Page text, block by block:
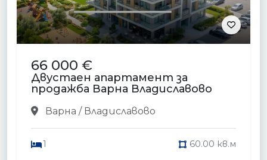
66 000 €
Двустаен апартамент за
продажба Варна Владиславово
Варна / Владиславово
1 60.00 кв.м